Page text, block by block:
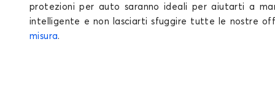
protezioni per auto saranno ideali per aiutarti a
intelligente e non lasciarti sfuggire tutte le nostre
misura.